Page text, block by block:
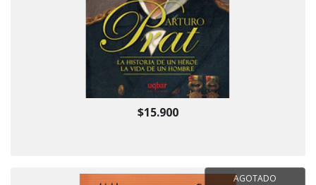
$15.900
AGOTADO